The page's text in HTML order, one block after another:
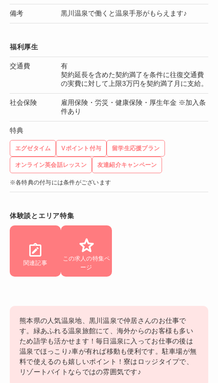
備考 黒川温泉で働くと温泉手形がもらえます♪
福利厚生
交通費
有
契約延長を含めた契約満了を条件に往復交通費
の実費に対して上限3万円を契約満了月に支給。
社会保険
雇用保険・労災・健康保険・厚生年金 ※加入条
件あり
特典
エグゼタイム Vポイント付与 留学生応援プラン
オンライン英会話レッスン 友達紹介キャンペーン
※各特典の付与には条件がございます
体験談とエリア特集
関連記事
この求人の特集ペ
ージ
熊本県の人気温泉地、黒川温泉で仲居さんのお仕事で
す。緑あふれる温泉旅館にて、海外からのお客様も多い
ため語学も活かせます！毎日温泉に入ってお仕事の後は
温泉でほっこり♪車が有れば移動も便利です。駐車場が無
料で使えるのも嬉しいポイント！寮はロッジタイプで、
リゾートバイトならではの雰囲気です♪